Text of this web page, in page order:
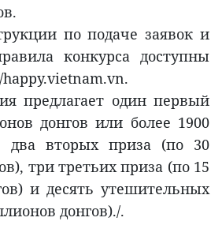
по подаче заявок и
конкурса доступны
предлагает один первый
донгов или более 1900
два вторых приза (по 30
три третьих приза (по 15
и десять утешительных
донгов)./.